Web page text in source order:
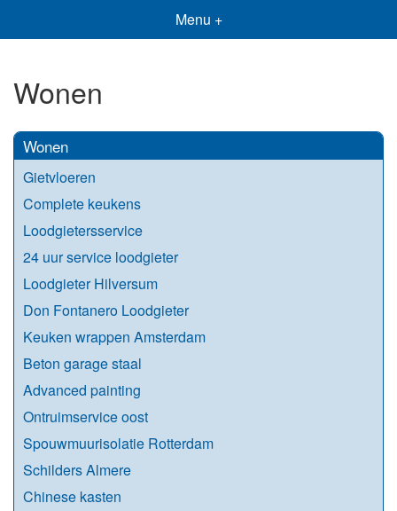
Menu +
Wonen
Wonen
Gietvloeren
Complete keukens
Loodgietersservice
24 uur service loodgieter
Loodgieter Hilversum
Don Fontanero Loodgieter
Keuken wrappen Amsterdam
Beton garage staal
Advanced painting
Ontruimservice oost
Spouwmuurisolatie Rotterdam
Schilders Almere
Chinese kasten